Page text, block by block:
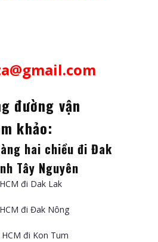
đường vận
khảo:
hai chiều đi Đak
Tây Nguyên
đi Dak Lak
đi Đak Nông
đi Kon Tum